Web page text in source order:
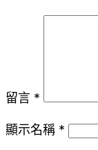
留言 *
顯示名稱 *